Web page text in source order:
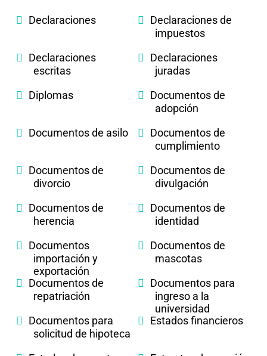
Declaraciones
Declaraciones de
impuestos
Declaraciones
escritas
Declaraciones
juradas
Diplomas
Documentos de
adopción
Documentos de asilo
Documentos de
cumplimiento
Documentos de
divorcio
Documentos de
divulgación
Documentos de
herencia
Documentos de
identidad
Documentos
importación y
exportación
Documentos de
mascotas
Documentos de
repatriación
Documentos para
ingreso a la
universidad
Documentos para
solicitud de hipoteca
Estados financieros